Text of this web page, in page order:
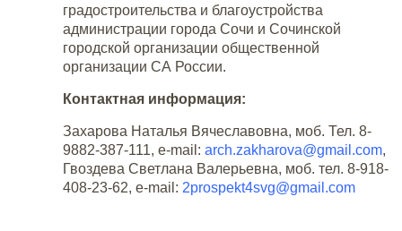
градостроительства и благоустройства
администрации города Сочи и Сочинской
городской организации общественной
организации СА России.
Контактная информация:
Захарова Наталья Вячеславовна, моб. Тел. 8-
9882-387-111, e-mail: arch.zakharova@gmail.com,
Гвоздева Светлана Валерьевна, моб. тел. 8-918-
408-23-62, e-mail: 2prospekt4svg@gmail.com